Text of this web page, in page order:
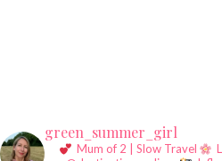
green_summer_girl
Mum of 2 | Slow Travel